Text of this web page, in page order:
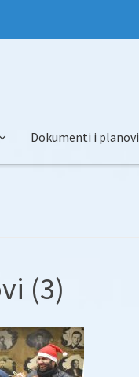
Dokumenti i planovi
(3)